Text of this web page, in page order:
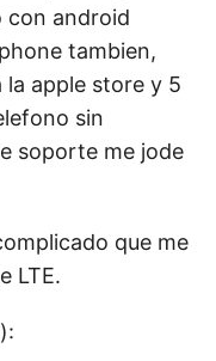
con android
tambien,
la apple store y 5
sin
soporte me jode
que me
LTE.